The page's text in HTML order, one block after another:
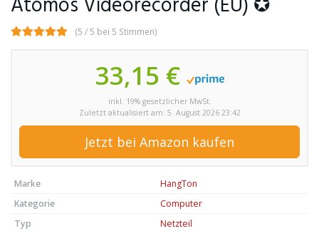
(5 / 5 bei 5 Stimmen)
33,15 €
inkl. 19% gesetzlicher MwSt.
Zuletzt aktualisiert am: 5. August 2026 23:42
Jetzt bei Amazon kaufen
Marke
HangTon
Kategorie
Computer
Typ
Netzteil